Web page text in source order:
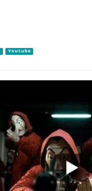
Youtube